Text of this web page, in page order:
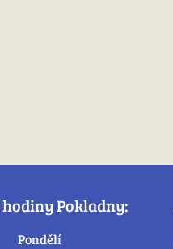
Pokladny:
Pondělí